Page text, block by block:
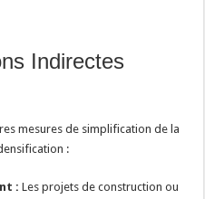
Indirectes
mesures de simplification de la
:
: Les projets de construction ou